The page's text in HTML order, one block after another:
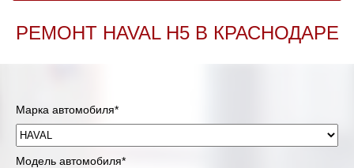
РЕМОНТ HAVAL H5 В КРАСНОДАРЕ
Марка автомобиля*
Модель автомобиля*